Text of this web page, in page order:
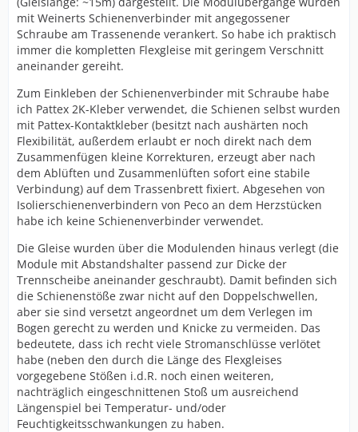
mit Weinerts Schienenverbinder mit angegossener
Schraube am Trassenende verankert. So habe ich praktisch
immer die kompletten Flexgleise mit geringem Verschnitt
aneinander gereiht.
Zum Einkleben der Schienenverbinder mit Schraube habe
ich Pattex 2K-Kleber verwendet, die Schienen selbst wurden
mit Pattex-Kontaktkleber (besitzt nach aushärten noch
Flexibilität, außerdem erlaubt er noch direkt nach dem
Zusammenfügen kleine Korrekturen, erzeugt aber nach
dem Ablüften und Zusammenlüften sofort eine stabile
Verbindung) auf dem Trassenbrett fixiert. Abgesehen von
Isolierschienenverbindern von Peco an dem Herzstücken
habe ich keine Schienenverbinder verwendet.
Die Gleise wurden über die Modulenden hinaus verlegt (die
Module mit Abstandshalter passend zur Dicke der
Trennscheibe aneinander geschraubt). Damit befinden sich
die Schienenstöße zwar nicht auf den Doppelschwellen,
aber sie sind versetzt angeordnet um dem Verlegen im
Bogen gerecht zu werden und Knicke zu vermeiden. Das
bedeutete, dass ich recht viele Stromanschlüsse verlötet
habe (neben den durch die Länge des Flexgleises
vorgegebene Stößen i.d.R. noch einen weiteren,
nachträglich eingeschnittenen Stoß um ausreichend
Längenspiel bei Temperatur- und/oder
Feuchtigkeitsschwankungen zu haben.